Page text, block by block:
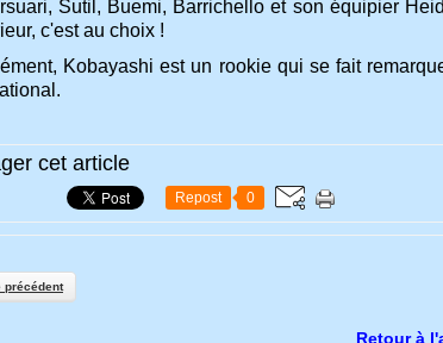
Sutil, Buemi, Barrichello et son équipier
c'est au choix !
Kobayashi est un rookie qui se fait
cet article
Repost 0
précédent
Retour à